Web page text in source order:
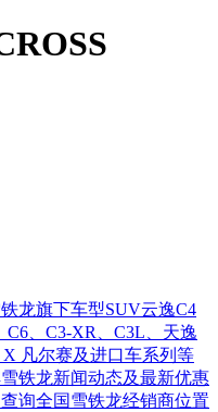
龙旗下车型SUV云逸C4
C6、C3-XR、C3L、天逸
X 凡尔赛及进口车系列等
铁龙新闻动态及最新优惠
询全国雪铁龙经销商位置